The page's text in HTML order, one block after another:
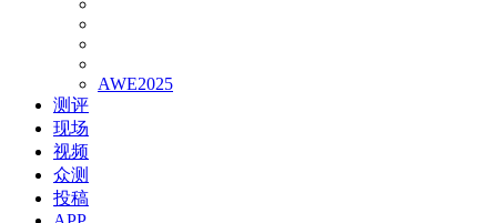
AWE2025
测评
现场
视频
众测
投稿